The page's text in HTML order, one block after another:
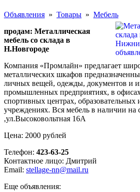
Объявления » Товары » Мебель
продам: Металлическая
мебель со склада в
Н.Новгороде
Компания «Промлайн» предлагает
металлических шкафов
личных вещей, одежды, документов и
промышленных предприятиях, в
спортивных центрах, образовательных
учреждениях. Вся мебель в наличии на
,ул.Высоковольтная 16А
Цена: 2000 рублей
Телефон: 423-63-25
Контактное лицо: Дмитрий
Email: stellage-nn@mail.ru
Еще объявления: